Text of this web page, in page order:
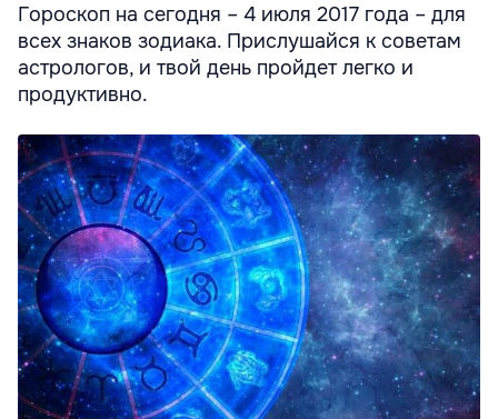
Гороскоп на сегодня – 4 июля 2017 года – для
всех знаков зодиака. Прислушайся к советам
астрологов, и твой день пройдет легко и
продуктивно.